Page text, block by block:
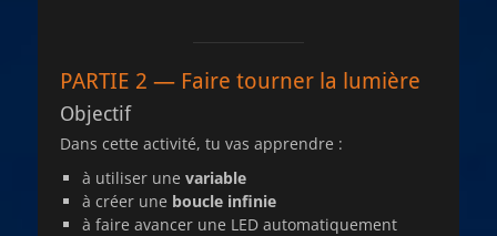
PARTIE 2 — Faire tourner la lumière
Objectif
Dans cette activité, tu vas apprendre :
à utiliser une variable
à créer une boucle infinie
à faire avancer une LED automatiquement